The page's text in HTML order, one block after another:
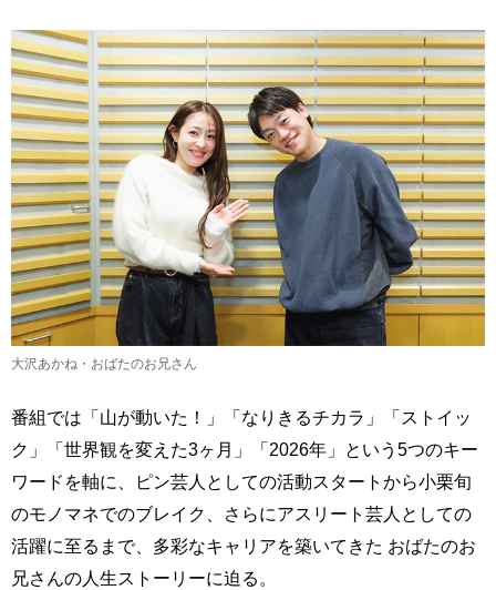
大沢あかね・おばたのお兄さん
番組では「山が動いた！」「なりきるチカラ」「ストイッ
ク」「世界観を変えた3ヶ月」「2026年」という5つのキー
ワードを軸に、ピン芸人としての活動スタートから小栗旬
のモノマネでのブレイク、さらにアスリート芸人としての
活躍に至るまで、多彩なキャリアを築いてきた おばたのお
兄さんの人生ストーリーに迫る。